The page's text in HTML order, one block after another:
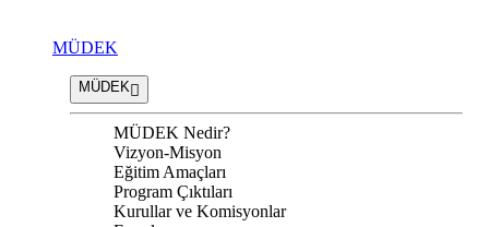
MÜDEK
MÜDEK
MÜDEK Nedir?
Vizyon-Misyon
Eğitim Amaçları
Program Çıktıları
Kurullar ve Komisyonlar